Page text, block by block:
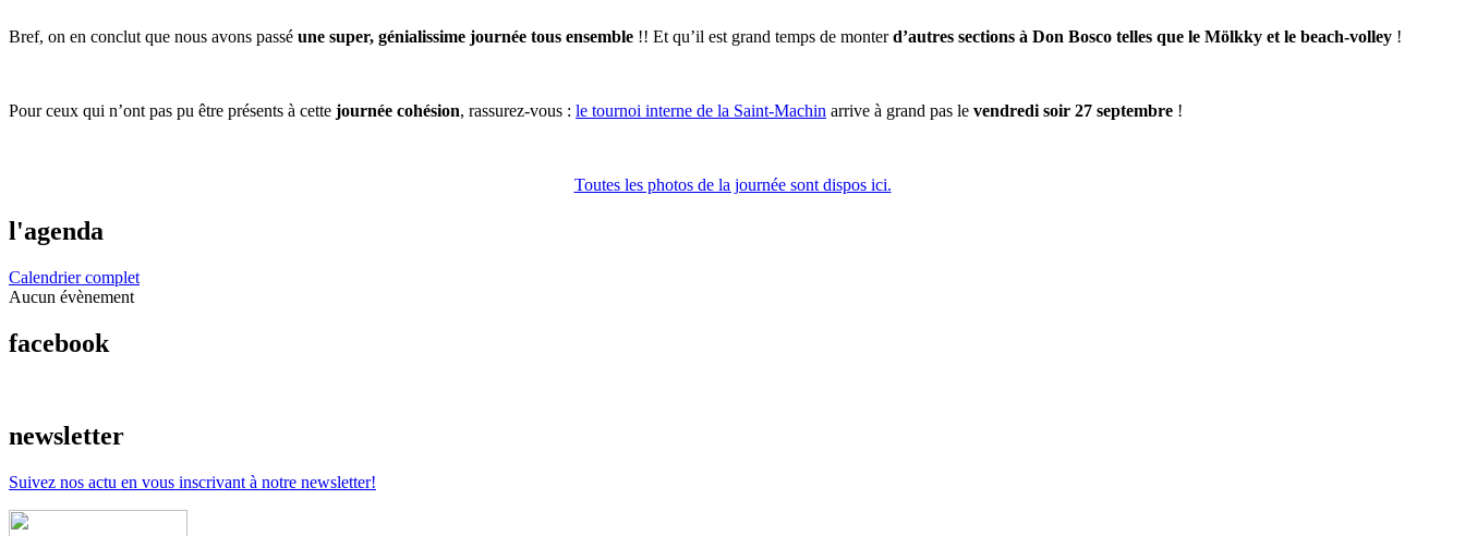
Bref, on en conclut que nous avons passé une super, génialissime journée tous ensemble !! Et qu’il est grand temps de monterd’autres sections à Don Bosco telles que le Mölkky et le beach-volley !
Pour ceux qui n’ont pas pu être présents à cette journée cohésion, rassurez-vous : le tournoi interne de la Saint-Machin arrive à grand pas le vendredi soir 27 septembre !
Toutes les photos de la journée sont dispos ici.
l'agenda
Calendrier complet
Aucun évènement
facebook
newsletter
Suivez nos actu en vous inscrivant à notre newsletter!